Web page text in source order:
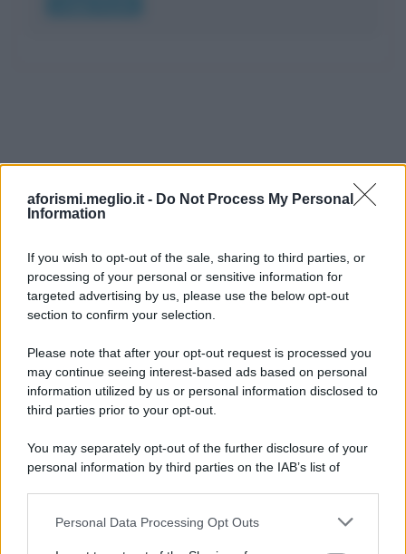
aforismi.meglio.it - Do Not Process My Personal
Information
If you wish to opt-out of the sale, sharing to third parties, or
processing of your personal or sensitive information for
targeted advertising by us, please use the below opt-out
section to confirm your selection.
Please note that after your opt-out request is processed you
may continue seeing interest-based ads based on personal
information utilized by us or personal information disclosed to
third parties prior to your opt-out.
You may separately opt-out of the further disclosure of your
personal information by third parties on the IAB’s list of
This information may also be disclosed by us to third parties
Personal Data Processing Opt Outs
Ricevi LE FRASI PIÙ BELLE via e-mail
E-mail